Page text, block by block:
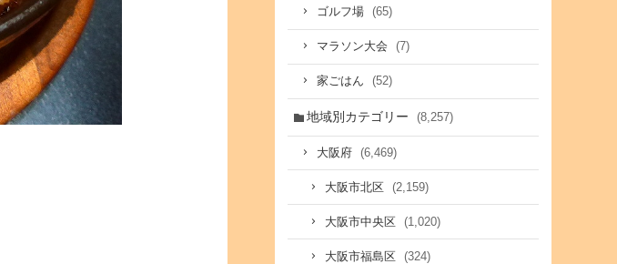
ゴルフ場 (65)
マラソン大会 (7)
家ごはん (52)
地域別カテゴリー (8,257)
大阪府 (6,469)
大阪市北区 (2,159)
大阪市中央区 (1,020)
大阪市福島区 (324)